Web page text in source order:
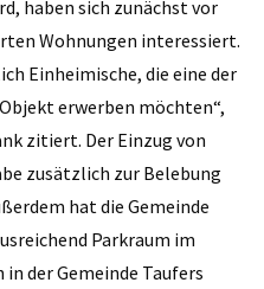
haben sich zunächst vor
Wohnungen interessiert.
Einheimische, die eine der
erwerben möchten“,
zitiert. Der Einzug von
zusätzlich zur Belebung
hat die Gemeinde
Parkraum im
der Gemeinde Taufers